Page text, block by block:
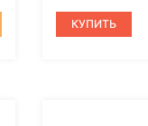
КУПИТЬ